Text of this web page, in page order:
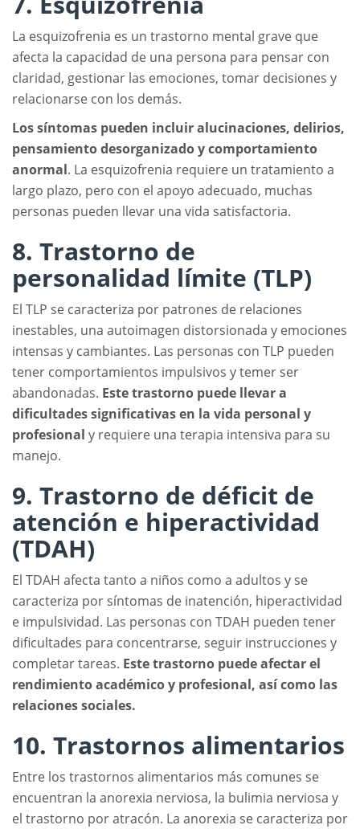
La esquizofrenia es un trastorno mental grave que
afecta la capacidad de una persona para pensar con
claridad, gestionar las emociones, tomar decisiones y
relacionarse con los demás.
Los síntomas pueden incluir alucinaciones, delirios,
pensamiento desorganizado y comportamiento
anormal. La esquizofrenia requiere un tratamiento a
largo plazo, pero con el apoyo adecuado, muchas
personas pueden llevar una vida satisfactoria.
8. Trastorno de
personalidad límite (TLP)
El TLP se caracteriza por patrones de relaciones
inestables, una autoimagen distorsionada y emociones
intensas y cambiantes. Las personas con TLP pueden
tener comportamientos impulsivos y temer ser
abandonadas. Este trastorno puede llevar a
dificultades significativas en la vida personal y
profesional y requiere una terapia intensiva para su
manejo.
9. Trastorno de déficit de
atención e hiperactividad
(TDAH)
El TDAH afecta tanto a niños como a adultos y se
caracteriza por síntomas de inatención, hiperactividad
e impulsividad. Las personas con TDAH pueden tener
dificultades para concentrarse, seguir instrucciones y
completar tareas. Este trastorno puede afectar el
rendimiento académico y profesional, así como las
relaciones sociales.
10. Trastornos alimentarios
Entre los trastornos alimentarios más comunes se
encuentran la anorexia nerviosa, la bulimia nerviosa y
el trastorno por atracón. La anorexia se caracteriza por